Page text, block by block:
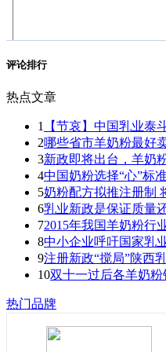
评论排行
热点文章
1
【节哀】中国乳业
2哪些省市羊奶粉最好
3新政即将出台，羊奶
4中国奶粉选择“心”标
5奶粉配方拟推注册制
6乳业新政是保证质量
72015年我国羊奶粉行
8中小企业呼吁国家乳
9注册新政“搅局”陕西
10双十一过后各羊奶粉
热门品牌